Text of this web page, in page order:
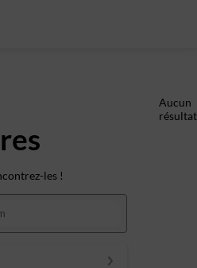
les !
Aucun
résultat